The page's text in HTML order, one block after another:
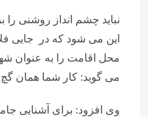
نباید چشم انداز روشنی را برای
این می شود که در جایی فلان
محل اقامت را به عنوان شهر
می گوید: کار شما همان گچ بری
وی افزود: برای آشنایی جامعه